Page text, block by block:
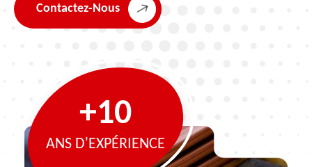
Contactez-Nous
+10
ANS D'EXPÉRIENCE